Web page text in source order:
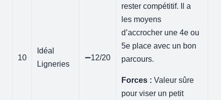
10
Idéal
Ligneries
➖12/20
rester compétitif. Il a
les moyens
d’accrocher une 4e ou
5e place avec un bon
parcours.
Forces : Valeur sûre
pour viser un petit